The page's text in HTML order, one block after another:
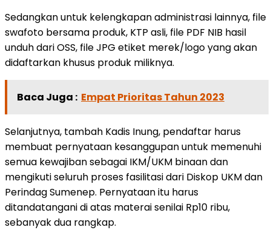
Sedangkan untuk kelengkapan administrasi lainnya, file
swafoto bersama produk, KTP asli, file PDF NIB hasil
unduh dari OSS, file JPG etiket merek/logo yang akan
didaftarkan khusus produk miliknya.
Baca Juga : Empat Prioritas Tahun 2023
Selanjutnya, tambah Kadis Inung, pendaftar harus
membuat pernyataan kesanggupan untuk memenuhi
semua kewajiban sebagai IKM/UKM binaan dan
mengikuti seluruh proses fasilitasi dari Diskop UKM dan
Perindag Sumenep. Pernyataan itu harus
ditandatangani di atas materai senilai Rp10 ribu,
sebanyak dua rangkap.